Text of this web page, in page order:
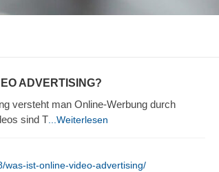
ADVERTISING?
versteht man Online-Werbung durch
sind T ...Weiterlesen
was-ist-online-video-advertising/